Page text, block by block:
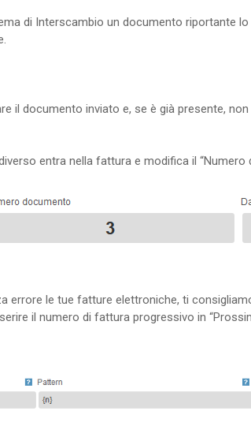
di Interscambio un documento riportante
il documento inviato e, se è già presente,
entra nella fattura e modifica il “Numero
errore le tue fatture elettroniche, ti
il numero di fattura progressivo in